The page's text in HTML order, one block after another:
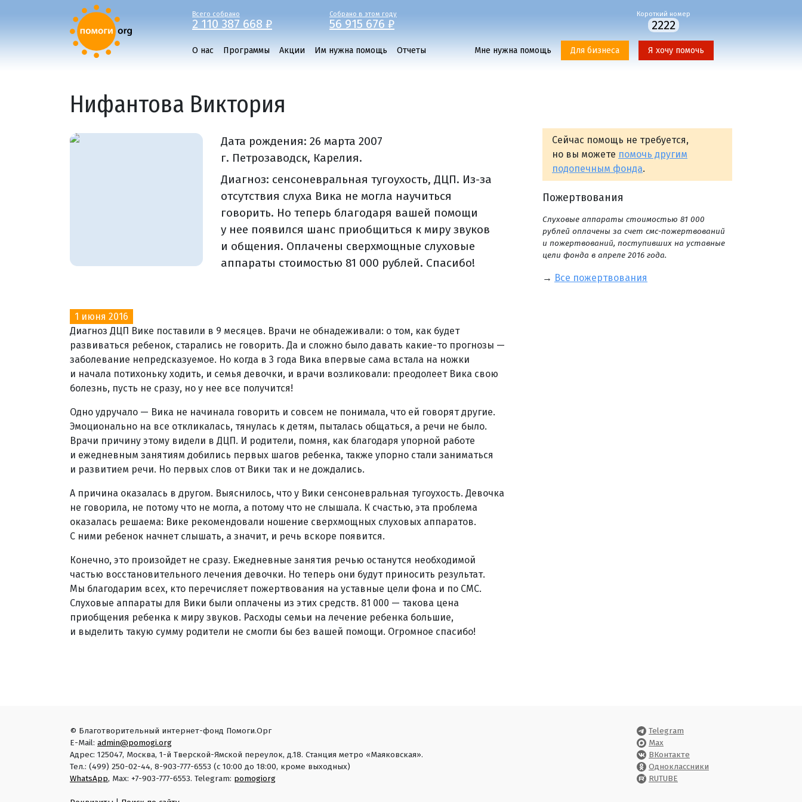
Всего собрано
2 110 387 668 ₽
Собрано в этом году
56 915 676 ₽
Короткий номер
2222
О нас Программы Акции Им нужна помощь Отчеты Мне нужна помощь Для бизнеса Я хочу помочь
Нифантова Виктория
Дата рождения:26 марта 2007
г. Петрозаводск, Карелия.
Диагноз: сенсоневральная тугоухость, ДЦП. Из-за
отсутствия слуха Вика не могла научиться
говорить. Но теперь благодаря вашей помощи
у нее появился шанс приобщиться к миру звуков
и общения. Оплачены сверхмощные слуховые
аппараты стоимостью 81 000 рублей. Спасибо!
1 июня 2016
Диагноз ДЦП Вике поставили в 9 месяцев. Врачи не обнадеживали: о том, как будет
развиваться ребенок, старались не говорить. Да и сложно было давать какие-то прогнозы —
заболевание непредсказуемое. Но когда в 3 года Вика впервые сама встала на ножки
и начала потихоньку ходить, и семья девочки, и врачи возликовали: преодолеет Вика свою
болезнь, пусть не сразу, но у нее все получится!
Одно удручало — Вика не начинала говорить и совсем не понимала, что ей говорят другие.
Эмоционально на все откликалась, тянулась к детям, пыталась общаться, а речи не было.
Врачи причину этому видели в ДЦП. И родители, помня, как благодаря упорной работе
и ежедневным занятиям добились первых шагов ребенка, также упорно стали заниматься
и развитием речи. Но первых слов от Вики так и не дождались.
А причина оказалась в другом. Выяснилось, что у Вики сенсоневральная тугоухость. Девочка
не говорила, не потому что не могла, а потому что не слышала. К счастью, эта проблема
оказалась решаема: Вике рекомендовали ношение сверхмощных слуховых аппаратов.
С ними ребенок начнет слышать, а значит, и речь вскоре появится.
Конечно, это произойдет не сразу. Ежедневные занятия речью останутся необходимой
частью восстановительного лечения девочки. Но теперь они будут приносить результат.
Мы благодарим всех, кто перечисляет пожертвования на уставные цели фона и по СМС.
Слуховые аппараты для Вики были оплачены из этих средств. 81 000 — такова цена
приобщения ребенка к миру звуков. Расходы семьи на лечение ребенка большие,
и выделить такую сумму родители не смогли бы без вашей помощи. Огромное спасибо!
Сейчас помощь не требуется,
но вы можете помочь другим
подопечным фонда.
Пожертвования
Слуховые аппараты стоимостью 81 000
рублей оплачены за счет смс-пожертвований
и пожертвований, поступивших на уставные
цели фонда в апреле 2016 года.
→ Все пожертвования
© Благотворительный интернет-фонд Помоги.Орг
E-Mail: admin@pomogi.org
Адрес: 125047, Москва, 1-й Тверской-Ямской переулок, д.18. Станция метро «Маяковская».
Тел.: (499) 250-02-44, 8-903-777-6553 (с 10:00 до 18:00, кроме выходных)
WhatsApp, Max: +7-903-777-6553. Telegram: pomogiorg
Telegram
Max
ВКонтакте
Одноклассники
RUTUBE